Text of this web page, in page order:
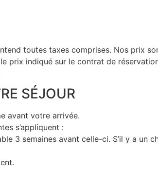
toutes taxes comprises. Nos prix
prix indiqué sur le contrat de
SÉJOUR
avant votre arrivée.
s’appliquent :
3 semaines avant celle-ci. S’il y a un